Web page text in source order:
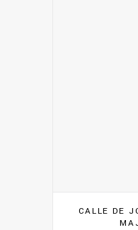
CALLE DE